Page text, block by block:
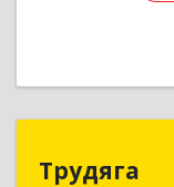
Трудяга